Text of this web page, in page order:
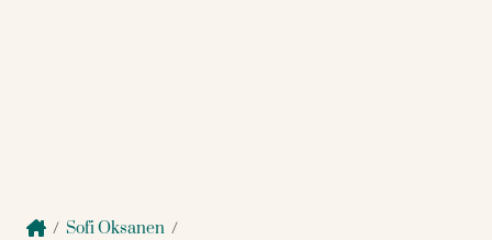
/ Sofi Oksanen /